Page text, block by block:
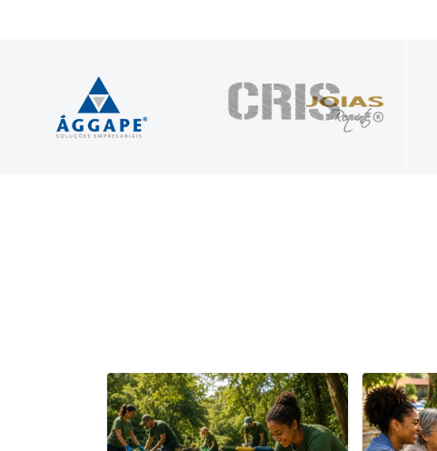
Profissionais unidos a
serviço do seu sucesso!
Presente nos seus
melhores momentos